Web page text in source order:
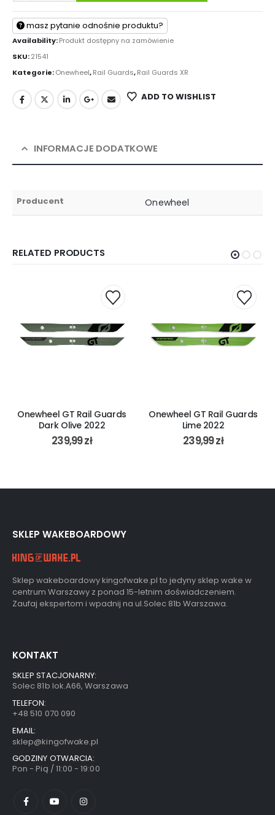
masz pytanie odnośnie produktu?
Availability:Produkt dostępny na zamówienie
SKU:21541
Kategorie:Onewheel,Rail Guards,Rail Guards XR
ADD TO WISHLIST
INFORMACJE DODATKOWE
Producent Onewheel
RELATED PRODUCTS
Onewheel GT Rail Guards
Dark Olive 2022
239,99zł
Onewheel GT Rail Guards
Lime 2022
239,99zł
SKLEP WAKEBOARDOWY
Sklep wakeboardowy kingofwake.pl to jedyny sklep wake w
centrum Warszawy z ponad 15-letnim doświadczeniem.
Zaufaj ekspertom i wpadnij na ul.Solec 81b Warszawa.
KONTAKT
SKLEP STACJONARNY:
Solec 81b lok.A66, Warszawa
TELEFON:
+48 510 070 090
EMAIL:
sklep@kingofwake.pl
GODZINY OTWARCIA:
Pon - Pią / 11:00 - 19:00